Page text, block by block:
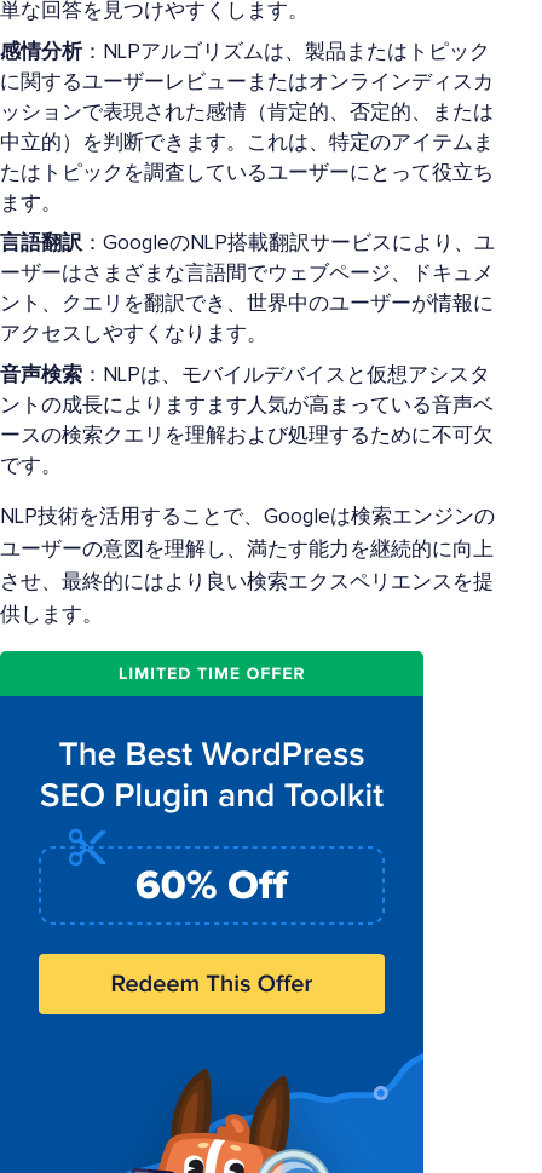
単な回答を見つけやすくします。
感情分析：NLPアルゴリズムは、製品またはトピック
に関するユーザーレビューまたはオンラインディスカ
ッションで表現された感情（肯定的、否定的、または
中立的）を判断できます。これは、特定のアイテムま
たはトピックを調査しているユーザーにとって役立ち
ます。
言語翻訳 ：GoogleのNLP搭載翻訳サービスにより、ユ
ーザーはさまざまな言語間でウェブページ、ドキュメ
ント、クエリを翻訳でき、世界中のユーザーが情報に
アクセスしやすくなります。
音声検索 ：NLPは、モバイルデバイスと仮想アシスタ
ントの成長によりますます人気が高まっている音声ベ
ースの検索クエリを理解および処理するために不可欠
です。
NLP技術を活用することで、Googleは検索エンジンの
ユーザーの意図を理解し、満たす能力を継続的に向上
させ、最終的にはより良い検索エクスペリエンスを提
供します。